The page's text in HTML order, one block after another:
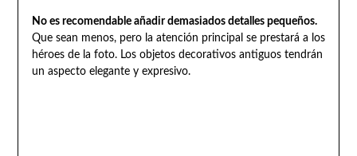
No es recomendable añadir demasiados detalles pequeños.
Que sean menos, pero la atención principal se prestará a los
héroes de la foto. Los objetos decorativos antiguos tendrán
un aspecto elegante y expresivo.